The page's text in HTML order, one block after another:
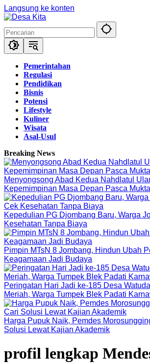
Langsung ke konten
Pemerintahan
Regulasi
Pendidikan
Bisnis
Potensi
Lifestyle
Kuliner
Wisata
Asal-Usul
Breaking News
Menyongsong Abad Kedua Nahdlatul
Kepemimpinan Masa Depan Pasca
Kepedulian PG Djombang Baru, Warga
Kesehatan Tanpa Biaya
Pimpin MTsN 8 Jombang, Hindun Ubah
Keagamaan Jadi Budaya
Peringatan Hari Jadi ke-185 Desa
Meriah, Warga Tumpek Blek Padati
Harga Pupuk Naik, Pemdes
Solusi Lewat Kajian Akademik
profil lengkap